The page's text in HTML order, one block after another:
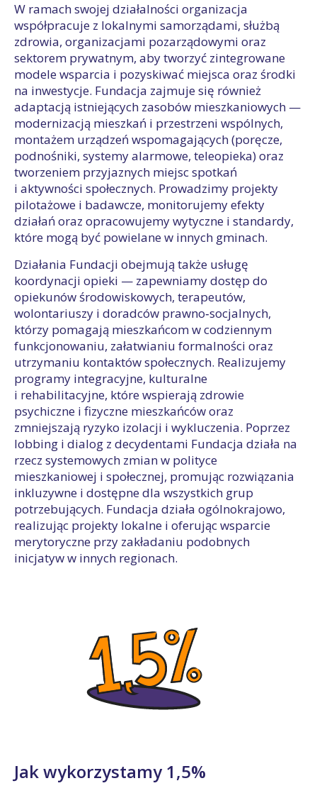
W ramach swojej działalności organizacja
współpracuje z lokalnymi samorządami, służbą
zdrowia, organizacjami pozarządowymi oraz
sektorem prywatnym, aby tworzyć zintegrowane
modele wsparcia i pozyskiwać miejsca oraz środki
na inwestycje. Fundacja zajmuje się również
adaptacją istniejących zasobów mieszkaniowych —
modernizacją mieszkań i przestrzeni wspólnych,
montażem urządzeń wspomagających (poręcze,
podnośniki, systemy alarmowe, teleopieka) oraz
tworzeniem przyjaznych miejsc spotkań
i aktywności społecznych. Prowadzimy projekty
pilotażowe i badawcze, monitorujemy efekty
działań oraz opracowujemy wytyczne i standardy,
które mogą być powielane w innych gminach.
Działania Fundacji obejmują także usługę
koordynacji opieki — zapewniamy dostęp do
opiekunów środowiskowych, terapeutów,
wolontariuszy i doradców prawno‑socjalnych,
którzy pomagają mieszkańcom w codziennym
funkcjonowaniu, załatwianiu formalności oraz
utrzymaniu kontaktów społecznych. Realizujemy
programy integracyjne, kulturalne
i rehabilitacyjne, które wspierają zdrowie
psychiczne i fizyczne mieszkańców oraz
zmniejszają ryzyko izolacji i wykluczenia. Poprzez
lobbing i dialog z decydentami Fundacja działa na
rzecz systemowych zmian w polityce
mieszkaniowej i społecznej, promując rozwiązania
inkluzywne i dostępne dla wszystkich grup
potrzebujących. Fundacja działa ogólnokrajowo,
realizując projekty lokalne i oferując wsparcie
merytoryczne przy zakładaniu podobnych
inicjatyw w innych regionach.
Jak wykorzystamy 1,5%